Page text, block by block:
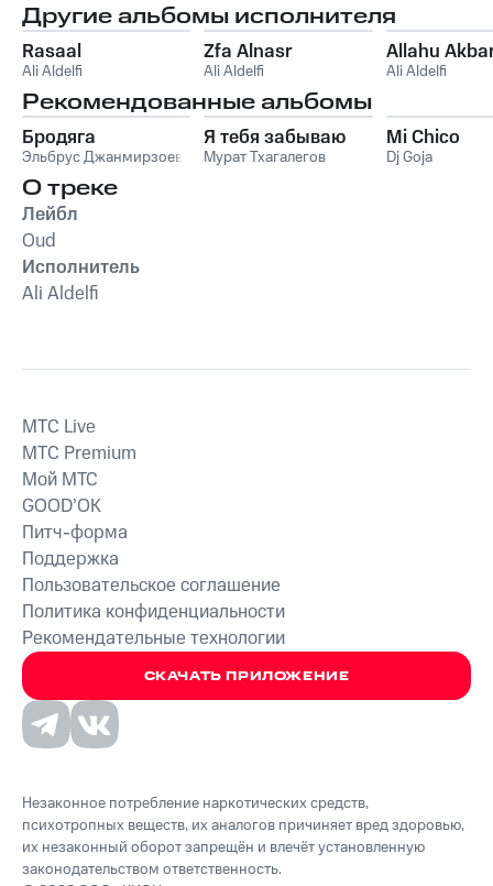
Другие альбомы исполнителя
Rasaal
Ali Aldelfi
Zfa Alnasr
Ali Aldelfi
Allahu
Ali Aldelfi
Рекомендованные альбомы
Бродяга
Эльбрус Джанмирзоев
Я тебя забываю
Мурат Тхагалегов
Mi Chico
Dj Goja
О треке
Лейбл
Oud
Исполнитель
Ali Aldelfi
СКАЧАТЬ ПРИЛОЖЕНИЕ
MTС Live
MTС Premium
Мой МТС
GOOD’OK
Питч-форма
Поддержка
Пользовательское соглашение
Политика конфиденциальности
Рекомендательные технологии
Незаконное потребление наркотических средств,
психотропных веществ, их аналогов причиняет вред здоровью,
их незаконный оборот запрещён и влечёт установленную
законодательством ответственность.